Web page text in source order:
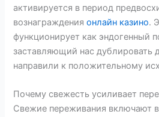
активируется в период
вознагражденияонлайн казино.
функционирует как эндогенный
заставляющий нас дублировать
направили к положительному
Почему свежесть усиливает
Свежие переживания включают